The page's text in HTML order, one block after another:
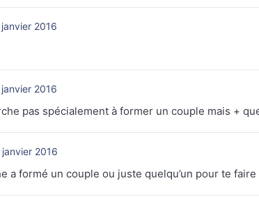
janvier 2016
janvier 2016
pas spécialement à former un couple mais +
janvier 2016
a formé un couple ou juste quelqu’un pour te faire